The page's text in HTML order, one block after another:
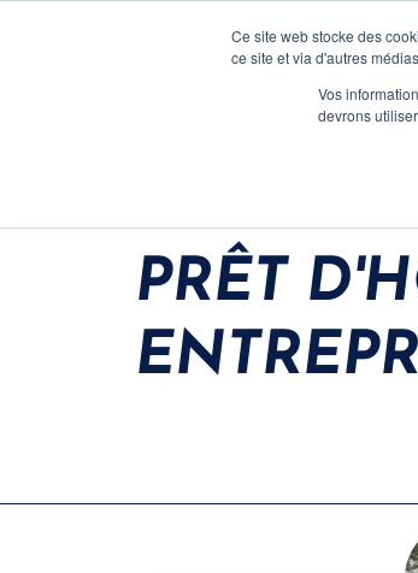
Ce site web stocke des
ce site et via d'autres
Vos
devrons
PRÊT